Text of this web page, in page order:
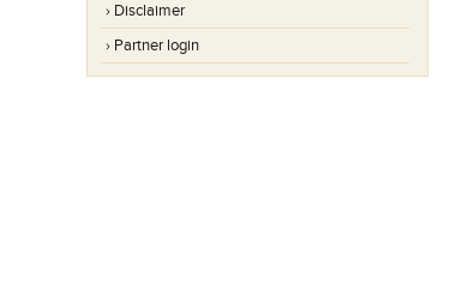
› Disclaimer
› Partner login